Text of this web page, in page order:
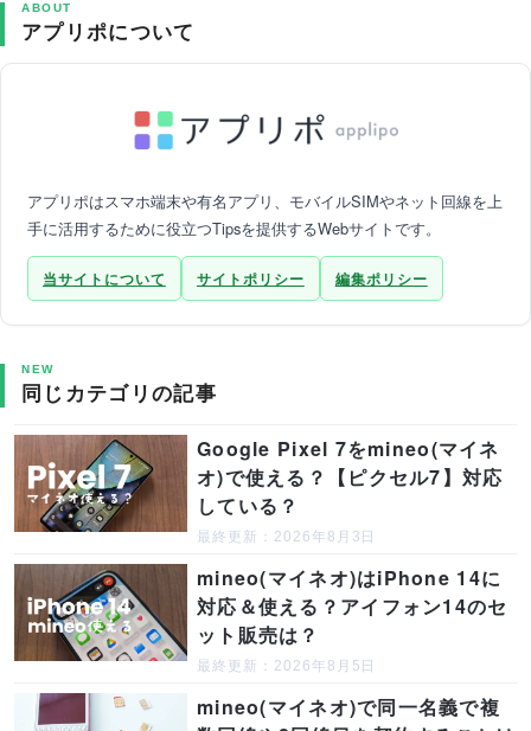
ABOUT
アプリポについて
アプリポはスマホ端末や有名アプリ、モバイルSIMやネット回線を上
手に活用するために役立つTipsを提供するWebサイトです。
当サイトについて サイトポリシー 編集ポリシー
NEW
同じカテゴリの記事
Google Pixel 7をmineo(マイネ
オ)で使える？【ピクセル7】対応
している？
最終更新：2026年8月3日
mineo(マイネオ)はiPhone 14に
対応＆使える？アイフォン14のセ
ット販売は？
最終更新：2026年8月5日
mineo(マイネオ)で同一名義で複